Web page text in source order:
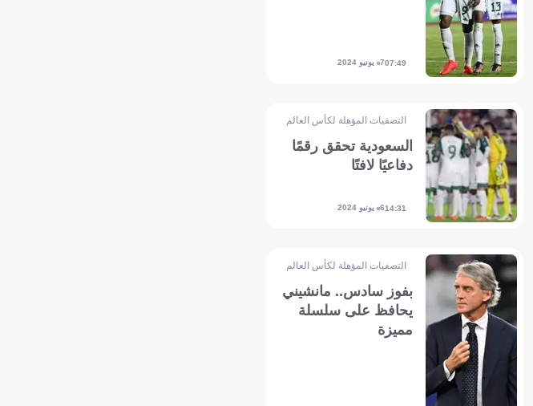
07:497 يونيو 2024
التصفيات المؤهلة لكأس العالم - آسيا
السعودية تحقق رقمًا
دفاعيًا لافتًا
14:316 يونيو 2024
التصفيات المؤهلة لكأس العالم - آسيا
بفوز سادس.. مانشيني
يحافظ على سلسلة
مميزة